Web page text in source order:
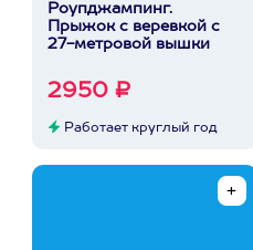
Роупджампинг.
Прыжок с веревкой с
27-метровой вышки
2950 ₽
Работает круглый год